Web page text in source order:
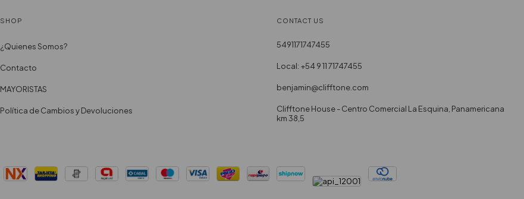
SHOP
¿Quienes Somos?
Contacto
MAYORISTAS
Política de Cambios y Devoluciones
CONTACT US
5491171747455
Local: +54 9 11 71747455
benjamin@clifftone.com
Clifftone House - Centro Comercial La Esquina, Panamericana
km 38,5